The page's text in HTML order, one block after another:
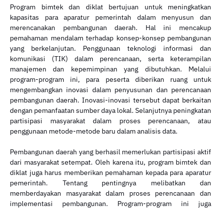
Program bimtek dan diklat bertujuan untuk meningkatkan
kapasitas para aparatur pemerintah dalam menyusun dan
merencanakan pembangunan daerah. Hal ini mencakup
pemahaman mendalam terhadap konsep-konsep pembangunan
yang berkelanjutan. Penggunaan teknologi informasi dan
komunikasi (TIK) dalam perencanaan, serta keterampilan
manajemen dan kepemimpinan yang dibutuhkan. Melalui
program-program ini, para peserta diberikan ruang untuk
mengembangkan inovasi dalam penyusunan dan perencanaan
pembangunan daerah. Inovasi-inovasi tersebut dapat berkaitan
dengan pemanfaatan sumber daya lokal. Selanjutnya peningkatan
partisipasi masyarakat dalam proses perencanaan, atau
penggunaan metode-metode baru dalam analisis data.
Pembangunan daerah yang berhasil memerlukan partisipasi aktif
dari masyarakat setempat. Oleh karena itu, program bimtek dan
diklat juga harus memberikan pemahaman kepada para aparatur
pemerintah. Tentang pentingnya melibatkan dan
memberdayakan masyarakat dalam proses perencanaan dan
implementasi pembangunan. Program-program ini juga